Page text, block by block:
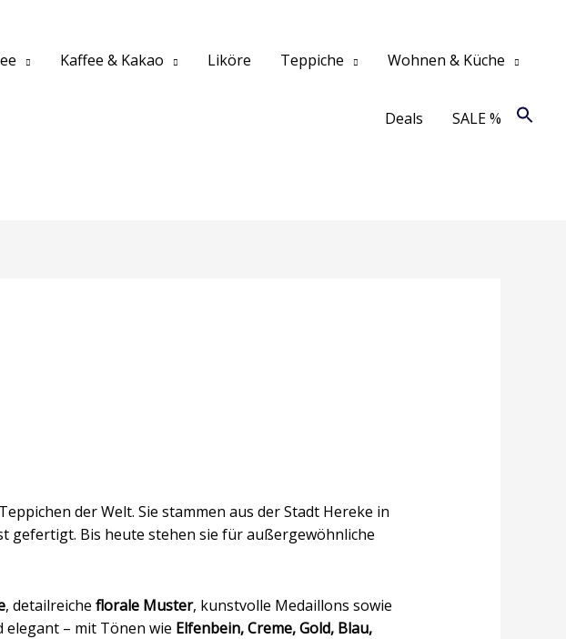
Kaffee & Kakao Liköre Teppiche Wohnen & Küche
Deals SALE %
der Welt. Sie stammen aus der Stadt Hereke in
gefertigt. Bis heute stehen sie für außergewöhnliche
, detailreiche florale Muster, kunstvolle Medaillons sowie
– mit Tönen wie Elfenbein, Creme, Gold, Blau,